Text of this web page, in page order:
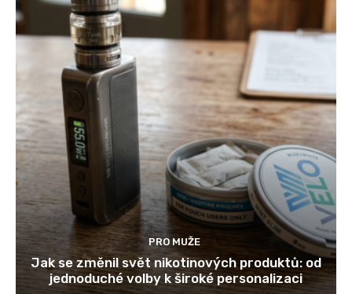
PRO MUŽE
Jak se změnil svět nikotinových produktů: od
jednoduché volby k široké personalizaci